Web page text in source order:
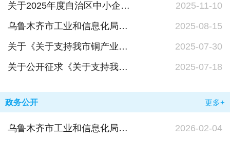
关于2025年度自治区中小企业发展专项资金项目拟支持企业名单的公示
2025-11-10
乌鲁木齐市工业和信息化局依法依规处理信访事项“导引图”及说明
2025-08-15
关于《关于支持我市铜产业高质量发展的若干措施》向社会公开征求意见结果的公示
2025-07-30
关于公开征求《关于支持我市铜产业高质量发展的若干措施》意见建议的公告
2025-07-18
政务公开 更多+
乌鲁木齐市工业和信息化局生态环境保护具体事项清单
2026-02-04